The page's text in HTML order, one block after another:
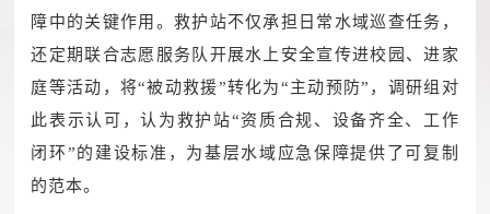
障中的关键作用。救护站不仅承担日常水域巡查任务，
还定期联合志愿服务队开展水上安全宣传进校园、进家
庭等活动，将“被动救援”转化为“主动预防”，调研组对
此表示认可，认为救护站“资质合规、设备齐全、工作
闭环”的建设标准，为基层水域应急保障提供了可复制
的范本。